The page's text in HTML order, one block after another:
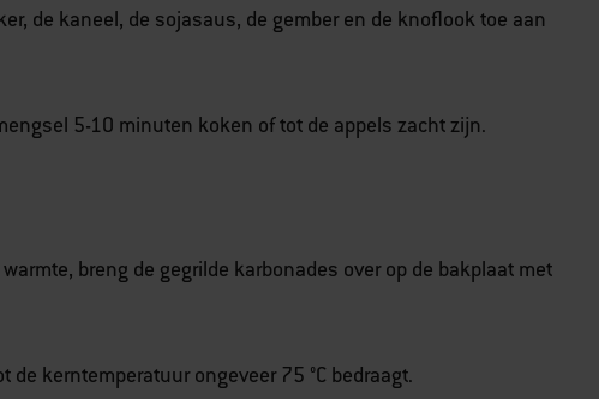
de kaneel, de sojasaus, de gember en de knoflook toe aan
5-10 minuten koken of tot de appels zacht zijn.
breng de gegrilde karbonades over op de bakplaat met
de kerntemperatuur ongeveer 75 °C bedraagt.